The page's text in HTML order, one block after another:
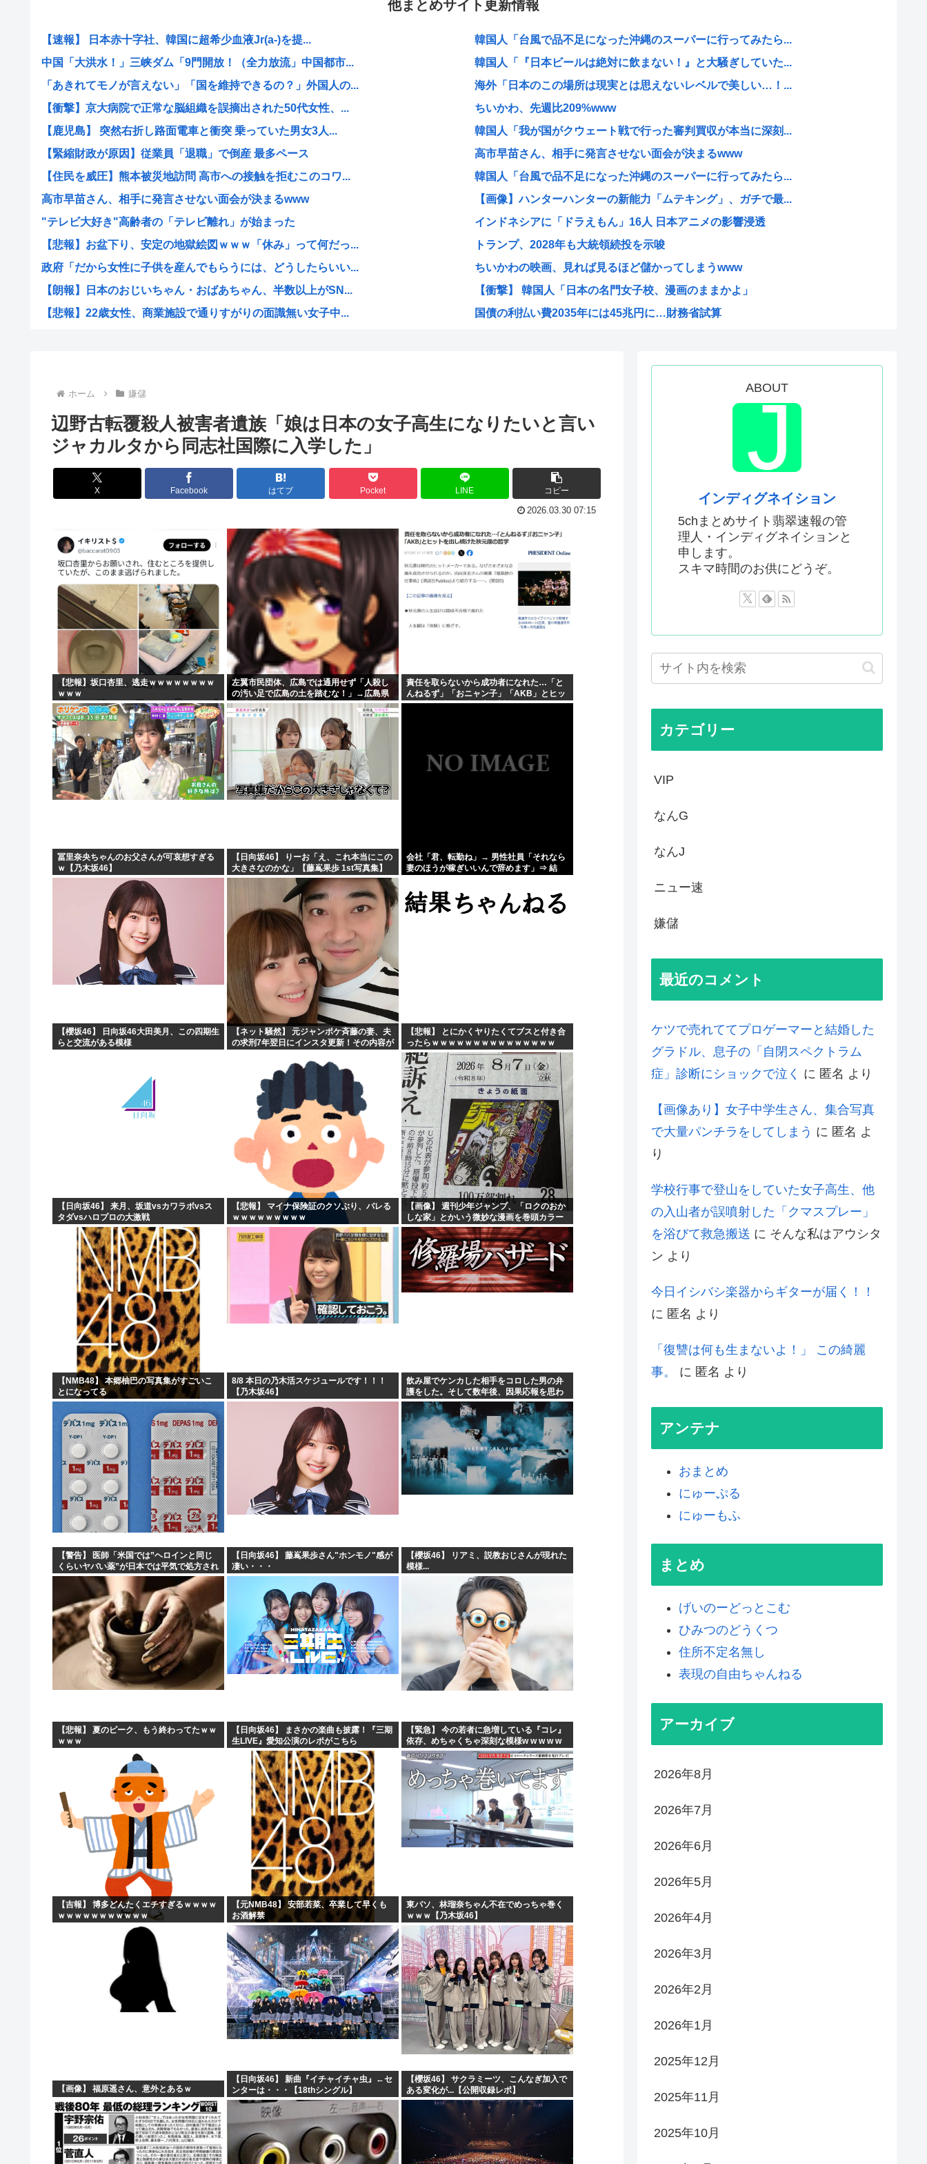
他まとめサイト更新情報
【速報】 日本赤十字社、韓国に超希少血液Jr(a-)を提...
中国「大洪水！」三峡ダム「9門開放！（全力放流」中国都市...
「あきれてモノが言えない」「国を維持できるの？」外国人の...
【衝撃】京大病院で正常な脳組織を誤摘出された50代女性、...
【鹿児島】 突然右折し路面電車と衝突 乗っていた男女3人...
【緊縮財政が原因】従業員「退職」で倒産 最多ペース
【住民を威圧】熊本被災地訪問 高市への接触を拒むこのコワ...
高市早苗さん、相手に発言させない面会が決まるwww
"テレビ大好き"高齢者の「テレビ離れ」が始まった
【悲報】お盆下り、安定の地獄絵図ｗｗｗ「休み」って何だっ...
政府「だから女性に子供を産んでもらうには、どうしたらいい...
【朗報】日本のおじいちゃん・おばあちゃん、半数以上がSN...
【悲報】22歳女性、商業施設で通りすがりの面識無い女子中...
「非常に残念」高市総理と面会決定も…発言不可、握手のみ ...
大阪の花火大会、民度がレベチwww
［社説］永住厳格化で外国人の定着意欲をそぐな
KーPOPアイドル、「BABYMONSTER」「ILLI...
ドイツ、猛暑による死者が9600人に
【NASA開発】3,980円の冷感ポンチョ、-15℃の謳...
【悲報】わいの婚約者の実家、キチゲエすぎて破談寸前
【イオンモール熊本】 一転して話が変わってくる「従業員の...
人んちで宅飲みワイ「ゴムある？」家主の女さん「はぁ？！」...
世界のケイスケ・ホンダ「ラーメン700円は安すぎる！20...
【悲報】人気アニメ「メイドインアビス」、主題歌にVTub...
【緊急高市速報】ガス警報器、受注停止。
韓国人「台風で品不足になった沖縄のスーパーに行ってみたら...
韓国人「『日本ビールは絶対に飲まない！』と大騒ぎしていた...
海外「日本のこの場所は現実とは思えないレベルで美しい…！...
ちいかわ、先週比209%www
韓国人「我が国がクウェート戦で行った審判買収が本当に深刻...
高市早苗さん、相手に発言させない面会が決まるwww
韓国人「台風で品不足になった沖縄のスーパーに行ってみたら...
【画像】ハンターハンターの新能力「ムテキング」、ガチで最...
インドネシアに「ドラえもん」16人 日本アニメの影響浸透
トランプ、2028年も大統領続投を示唆
ちいかわの映画、見れば見るほど儲かってしまうwww
【衝撃】 韓国人「日本の名門女子校、漫画のままかよ」
国債の利払い費2035年には45兆円に…財務省試算
韓国人「過去のW杯で韓国代表がドーピング検査をすり抜ける...
旧安倍派、高市の重用により復権へ！ 「萩生田幹事長」案が...
韓国人「日本メディアが2002年ワールドカップ韓国準決勝...
福岡県議会「みかじめ料」自民党県議団の幹部から約2000...
大人気声優水瀬いのりさんのX乗っ取り事件、いまだに未解決
15歳少女に性的暴行した54歳、明らかにケンモメン
【海外の反応】 アルゼンチン協会、FIFA会長に確固たる...
ジャンポケ斉藤の弁護士「ロケバスには運転手いた。常識的に...
「飯塚幸三は上級国民だから逮捕されない」は間違いだった…...
ジョジョ3部のスタンド、パワーが色々おかしいwww
高市早苗が全裸でガニ股オ●ニーしてる動画 or 高市早苗...
海外「日本人はなんて気高いんだ！」 英高級紙も驚愕した極...
海外「子宮頸部には神経がないので痛みは感じませんよ」医者...
【愛知・長久手市】ジブリパークに新施設誕生へ 「風の谷の...
ちいかわのモモンガ、逝く模様
ホーム 嫌儲
辺野古転覆殺人被害者遺族「娘は日本の女子高生になりたいと言い
ジャカルタから同志社国際に入学した」
X Facebook はてブ Pocket LINE コピー
2026.03.30 07:15
【悲報】坂口杏里、逃走ｗｗｗｗｗｗｗｗ
ｗｗｗ
左翼市民団体、広島では通用せず「人殺し
の汚い足で広島の土を踏むな！」→広島県
民「お前らの方が汚いんじゃ！」「ワシら
が広島県民じゃ」
責任を取らないから成功者になれた…「と
んねるず」「おニャン子」「AKB」とヒッ
トを出し続けた秋元康の哲学！！！
冨里奈央ちゃんのお父さんが可哀想すぎる
ｗ【乃木坂46】
【日向坂46】 りーお「え、これ本当にこの
大きさなのかな」【藤嶌果歩 1st写真集】
会社「君、転勤ね」→ 男性社員「それなら
妻のほうが稼ぎいいんで辞めます」⇒ 結
【櫻坂46】 日向坂46大田美月、この四期生
らと交流がある模様
【ネット騒然】 元ジャンポケ斉藤の妻、夫
の求刑7年翌日にインスタ更新！その内容が
【悲報】 とにかくヤりたくてブスと付き合
ったらｗｗｗｗｗｗｗｗｗｗｗｗｗｗｗ
【日向坂46】 来月、坂道vsカワラボvsス
タダvsハロプロの大激戦
【悲報】 マイナ保険証のクソぶり、バレる
ｗｗｗｗｗｗｗｗｗ
【画像】 週刊少年ジャンプ、「ロクのおか
しな家」とかいう微妙な漫画を巻頭カラー
にしたせいで100万部切る
【NMB48】 本郷柚巴の写真集がすごいこ
とになってる
8/8 本日の乃木活スケジュールです！！！
【乃木坂46】
飲み屋でケンカした相手をコロした男の弁
護をした。そして数年後、因果応報を思わ
せる出来事が…
【警告】 医師「米国では”ヘロインと同じ
くらいヤバい薬”が日本では平気で処方され
てる」
【日向坂46】 藤嶌果歩さん"ホンモノ"感が
凄い・・・
【櫻坂46】 リアミ、説教おじさんが現れた
模様...
【悲報】 夏のピーク、もう終わってたｗｗ
ｗｗｗ
【日向坂46】 まさかの楽曲も披露！『三期
生LIVE』愛知公演のレポがこちら
【緊急】 今の若者に急増している『コレ』
依存、めちゃくちゃ深刻な模様w w w w w
w w w w w
【吉報】 博多どんたくエチすぎるｗｗｗｗ
ｗｗｗｗｗｗｗｗｗｗｗ
【元NMB48】 安部若菜、卒業して早くも
お酒解禁
東パソ、林瑠奈ちゃん不在でめっちゃ巻く
ｗｗｗ【乃木坂46】
【画像】 福原遥さん、意外とあるｗ
【日向坂46】 新曲『イチャイチャ虫』←セ
ンターは・・・【18thシングル】
【櫻坂46】 サクラミーツ、こんなぎ加入で
ある変化が...【公開収録レポ】
ABOUT
インディグネイション
5chまとめサイト翡翠速報の管
理人・インディグネイションと
申します。
スキマ時間のお供にどうぞ。
カテゴリー
VIP
なんG
なんJ
ニュー速
嫌儲
最近のコメント
ケツで売れててプロゲーマーと結婚した
グラドル、息子の「自閉スペクトラム
症」診断にショックで泣く に 匿名 より
【画像あり】女子中学生さん、集合写真
で大量パンチラをしてしまう に 匿名 よ
り
学校行事で登山をしていた女子高生、他
の入山者が誤噴射した「クマスプレー」
を浴びて救急搬送 に そんな私はアウシタ
ン より
今日イシバシ楽器からギターが届く！！
に 匿名 より
「復讐は何も生まないよ！」 この綺麗
事。
に 匿名 より
アンテナ
おまとめ
にゅーぷる
にゅーもふ
まとめ
げいのーどっとこむ
ひみつのどうくつ
住所不定名無し
表現の自由ちゃんねる
アーカイブ
2026年8月
2026年7月
2026年6月
2026年5月
2026年4月
2026年3月
2026年2月
2026年1月
2025年12月
2025年11月
2025年10月